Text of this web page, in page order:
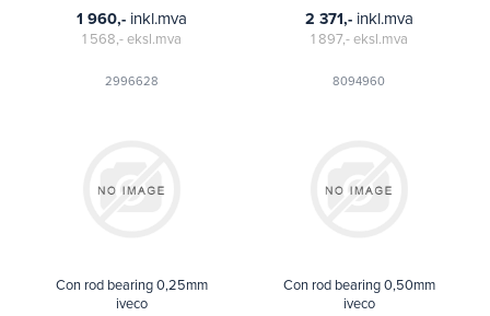
2996628
1 960,- inkl.mva
1 568,-eksl.mva
8094960
2 371,- inkl.mva
1 897,-eksl.mva
Con rod bearing 0,25mm
iveco
Con rod bearing 0,50mm
iveco